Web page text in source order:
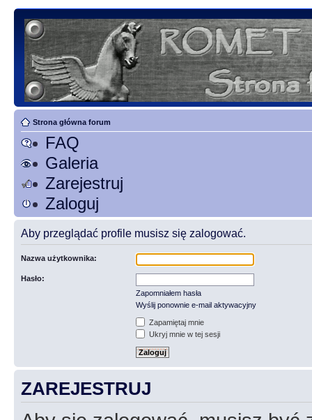
Strona główna forum
FAQ
Galeria
Zarejestruj
Zaloguj
Aby przeglądać profile musisz się zalogować.
Nazwa użytkownika:
Hasło:
Zapomniałem hasła
Wyślij ponownie e-mail aktywacyjny
Zapamiętaj mnie
Ukryj mnie w tej sesji
ZAREJESTRUJ